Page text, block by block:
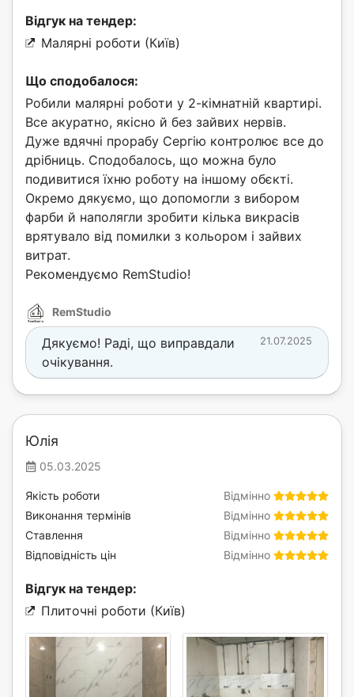
Відгук на тендер:
Малярні роботи (Київ)
Що сподобалося:
Робили малярні роботи у 2-кімнатній квартирі.
Все акуратно, якісно й без зайвих нервів.
Дуже вдячні прорабу Сергію контролює все до
дрібниць. Сподобалось, що можна було
подивитися їхню роботу на іншому обєкті.
Окремо дякуємо, що допомогли з вибором
фарби й наполягли зробити кілька викрасів
врятувало від помилки з кольором і зайвих
витрат.
Рекомендуємо RemStudio!
RemStudio
21.07.2025
Дякуємо! Раді, що виправдали
очікування.
Юлія
05.03.2025
Відмінно
Якість роботи
Відмінно
Виконання термінів
Відмінно
Ставлення
Відмінно
Відповідність цін
Відгук на тендер:
Плиточні роботи (Київ)